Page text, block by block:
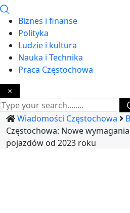
Biznes i finanse
Polityka
Ludzie i kultura
Nauka i Technika
Praca Częstochowa
×
Wiadomości Częstochowa
Częstochowa: Nowe
pojazdów od 2023 roku